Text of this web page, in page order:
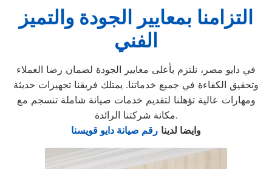
التزامنا بمعايير الجودة والتميز
الفني
في دايو مصر، نلتزم بأعلى معايير الجودة لضمان رضا العملاء
وتحقيق الكفاءة في جميع خدماتنا. يمتلك فريقنا تجهيزات حديثة
ومهارات عالية تؤهلنا لتقديم خدمات صيانة شاملة تنسجم مع
مكانة شركتنا الرائدة.
وايضا لدينا رقم صيانة دايو قويسنا